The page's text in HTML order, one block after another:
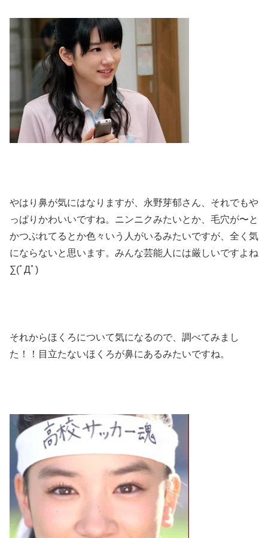
やはり鼻が気にはなりますが、永野芽郁さん、それでもや
っぱりかわいいですね。ニンニクみたいとか、毛穴が〜と
かつぶれてるとか色々いう人がいるみたいですが、全く気
にならないと思います。みんな芸能人には厳しいですよね
∑(ﾟДﾟ)
それからほくろについて気になるので、調べてみまし
た！！目立たないほくろが鼻にあるみたいですね。